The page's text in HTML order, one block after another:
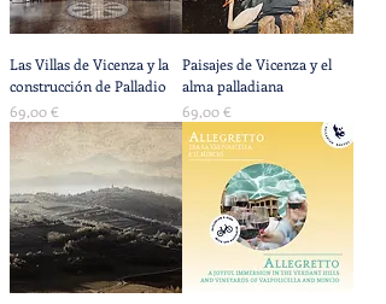
Las Villas de Vicenza y la
construcción de Palladio
Precio
69,00 €
Paisajes de Vicenza y el
alma palladiana
Precio
69,00 €